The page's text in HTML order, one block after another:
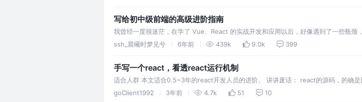
写给初中级前端的高级进阶指南
我曾经一度很迷茫，在学了 Vue、React 的实战开发和应用以后，好像遇到了一些瓶颈
工程师所遇到共同问题，
ssh_晨曦时梦见兮 6年前 439k 9.0k 399
手写一个react，看透react运行机制
适合人群 本文适合0.5~3年的react开发人员的进阶。 讲讲废话： react的源码，的确
整个react的执行过程。 写源码之前的必备
goClient1992 3年前 4.7k 51 10